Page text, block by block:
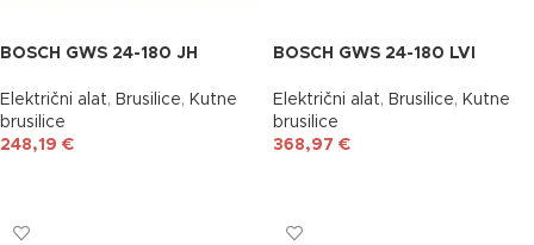
BOSCH GWS 24-180 JH
Električni alat, Brusilice, Kutne
brusilice
248,19 €
BOSCH GWS 24-180 LVI
Električni alat, Brusilice, Kutne
brusilice
368,97 €